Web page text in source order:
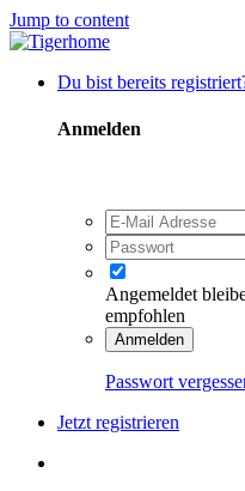
Jump to content
Du bist bereits
Anmelden
Angemeldet
empfohlen
Anmelden
Passwort
Jetzt registrieren